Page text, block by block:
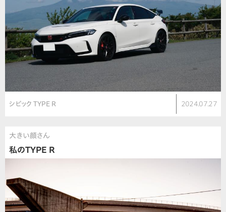
シビック TYPE R 2024.07.27
大きい顔さん
私のTYPE R